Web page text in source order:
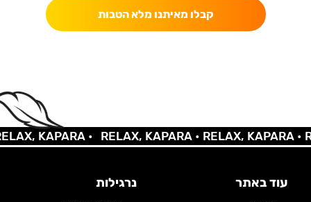
קבלו מאיתנו מלא הטבות
KAPARA • RELAX, KAPARA •RELAX, KAPARA •
עוד באתר נרגילות